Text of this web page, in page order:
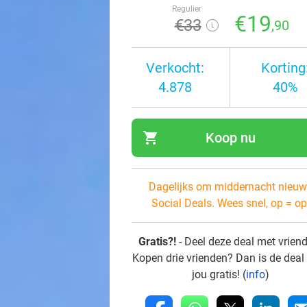
Regulier
€33 €19,90
Verkocht:
4.878
40%
shopping_cart Koop nu
Dagelijks om middernacht
Social Deals. Wees snel, op =
Gratis?! - Deel deze deal met
Kopen drie vrienden? Dan is de
jou gratis! (info)